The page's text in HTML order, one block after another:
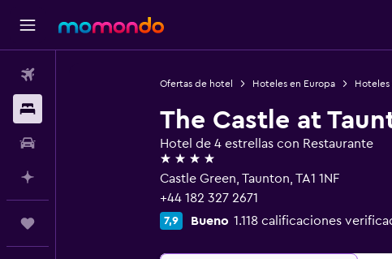
Ofertas de hotel Hoteles en Europa Hoteles
The Castle at
Hotel de 4 estrellas con Restaurante
4 estrellas
Castle Green, Taunton, TA1 1NF
+44 182 327 2671
7,9 Bueno 1.118 calificaciones